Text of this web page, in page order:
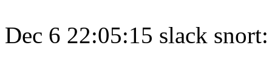
Dec 6 22:05:15 slack